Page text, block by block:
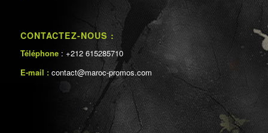
CONTACTEZ-NOUS :
Téléphone : +212 615285710
E-mail : contact@maroc-promos.com